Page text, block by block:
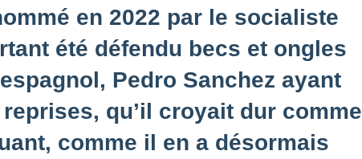
en 2022 par le socialiste
été défendu becs et ongles
Pedro Sanchez ayant
qu’il croyait dur comme
comme il en a désormais